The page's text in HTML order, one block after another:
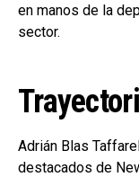
en manos de la
sector.
Adrián Blas
destacados de